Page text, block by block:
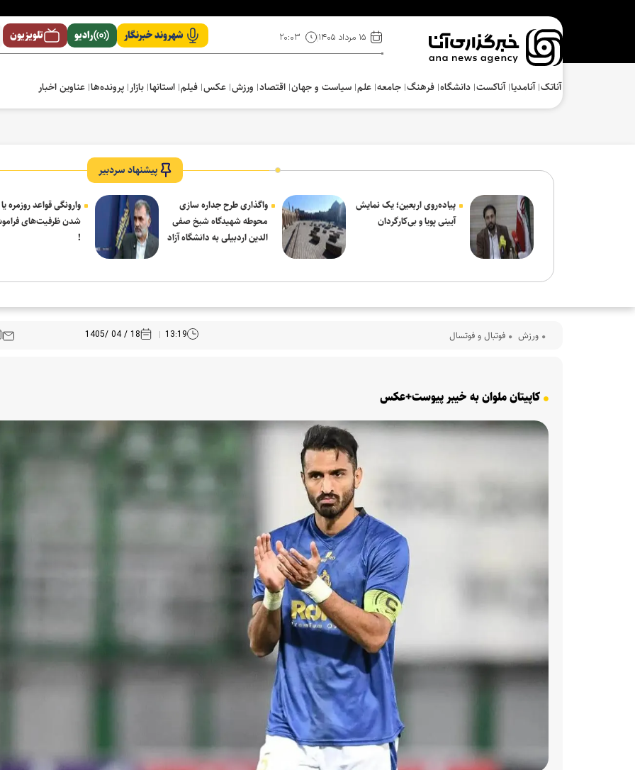
۱۵ مرداد ۱۴۰۵ ۲۰:۰۳ شهروند خبرنگار رادیو تلویزیون
آناتک آنامدیا آناکست دانشگاه فرهنگ‌ جامعه علم سیاست و جهان اقتصاد ورزش عکس فیلم استانها بازار پرونده‌ها عناوین اخبار
پیشنهاد سردبیر
پیاده‌روی اربعین؛ یک نمایش
آیینی پویا و بی‌کارگردان
واگذاری طرح جداره سازی
محوطه شهیدگاه شیخ صفی
الدین اردبیلی به دانشگاه آزاد
وارونگی قواعد روزمره
شدن ظرفیت‌های
!
ورزش فوتبال و فوتسال 13:19
18 / 04 /1405
کاپیتان ملوان به خیبر پیوست+عکس